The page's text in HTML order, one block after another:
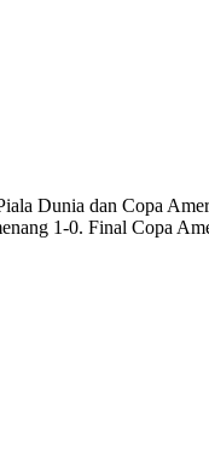
Dunia dan Copa
1-0. Final Copa